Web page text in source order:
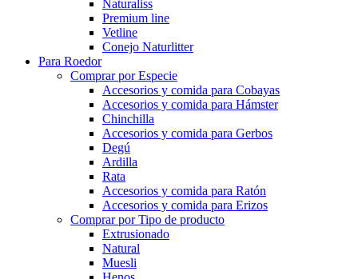
Naturaliss
Premium line
Vetline
Conejo Naturlitter
Para Roedor
Comprar por Especie
Accesorios y comida para Cobayas
Accesorios y comida para Hámster
Chinchilla
Accesorios y comida para Gerbos
Degú
Ardilla
Rata
Accesorios y comida para Ratón
Accesorios y comida para Erizos
Comprar por Tipo de producto
Extrusionado
Natural
Muesli